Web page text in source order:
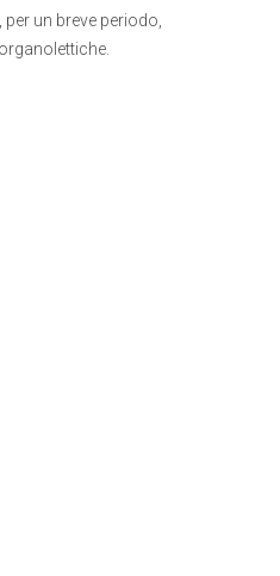
un breve periodo,